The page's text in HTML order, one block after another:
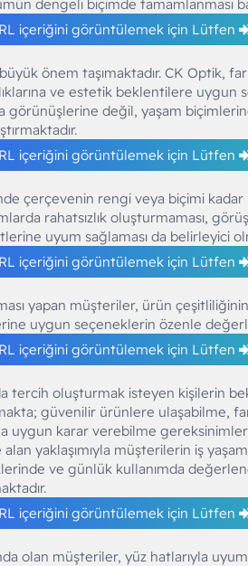
dengeli biçimde tamamlanması
içeriğini görüntülemek için Lütfen
önem taşımaktadır. CK Optik,
ve estetik beklentilere
görünüşlerine değil, yaşam
içeriğini görüntülemek için Lütfen
çerçevenin rengi veya biçimi
rahatsızlık oluşturmaması,
uyum sağlaması da belirleyici
içeriğini görüntülemek için Lütfen
yapan müşteriler, ürün
uygun seçeneklerin özenle
içeriğini görüntülemek için Lütfen
tercih oluşturmak isteyen kişilerin
güvenilir ürünlere ulaşabilme,
uygun karar verebilme
yaklaşımıyla müşterilerin iş
ve günlük kullanımda
içeriğini görüntülemek için Lütfen
olan müşteriler, yüz hatlarıyla